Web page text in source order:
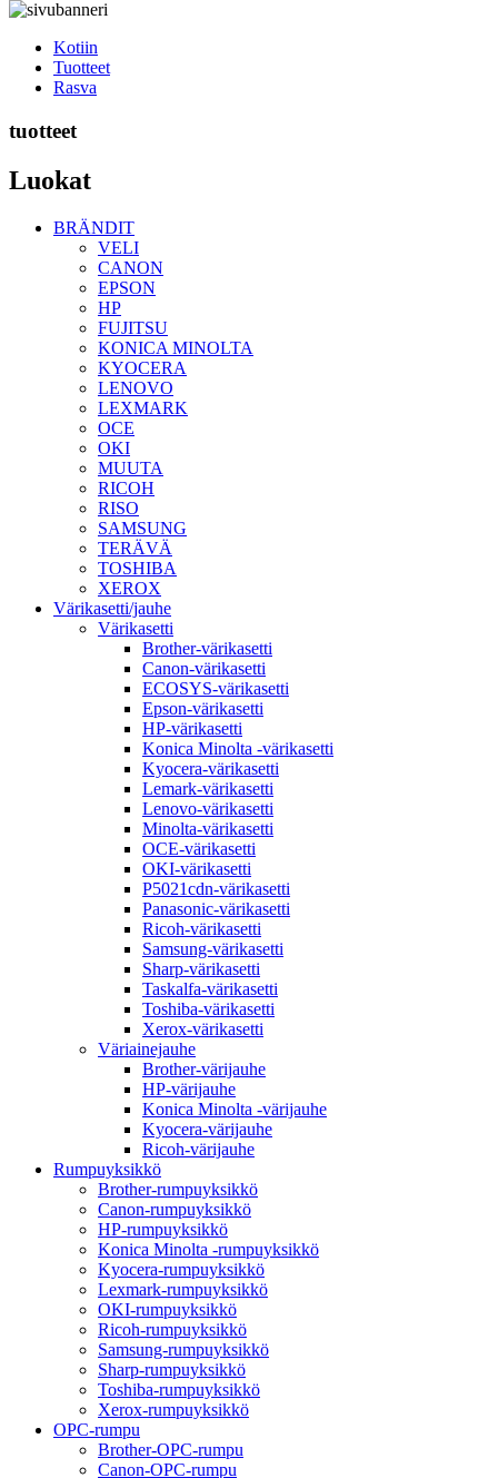
Kotiin
Tuotteet
Rasva
tuotteet
Luokat
BRÄNDIT
VELI
CANON
EPSON
HP
FUJITSU
KONICA MINOLTA
KYOCERA
LENOVO
LEXMARK
OCE
OKI
MUUTA
RICOH
RISO
SAMSUNG
TERÄVÄ
TOSHIBA
XEROX
Värikasetti/jauhe
Värikasetti
Brother-värikasetti
Canon-värikasetti
ECOSYS-värikasetti
Epson-värikasetti
HP-värikasetti
Konica Minolta -värikasetti
Kyocera-värikasetti
Lemark-värikasetti
Lenovo-värikasetti
Minolta-värikasetti
OCE-värikasetti
OKI-värikasetti
P5021cdn-värikasetti
Panasonic-värikasetti
Ricoh-värikasetti
Samsung-värikasetti
Sharp-värikasetti
Taskalfa-värikasetti
Toshiba-värikasetti
Xerox-värikasetti
Väriainejauhe
Brother-värijauhe
HP-värijauhe
Konica Minolta -värijauhe
Kyocera-värijauhe
Ricoh-värijauhe
Rumpuyksikkö
Brother-rumpuyksikkö
Canon-rumpuyksikkö
HP-rumpuyksikkö
Konica Minolta -rumpuyksikkö
Kyocera-rumpuyksikkö
Lexmark-rumpuyksikkö
OKI-rumpuyksikkö
Ricoh-rumpuyksikkö
Samsung-rumpuyksikkö
Sharp-rumpuyksikkö
Toshiba-rumpuyksikkö
Xerox-rumpuyksikkö
OPC-rumpu
Brother-OPC-rumpu
Canon-OPC-rumpu